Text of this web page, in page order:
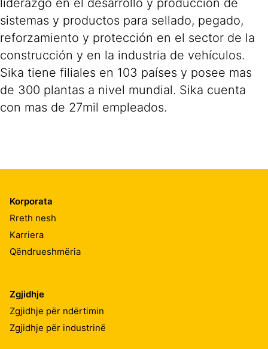
liderazgo en el desarrollo y producción de
sistemas y productos para sellado, pegado,
reforzamiento y protección en el sector de la
construcción y en la industria de vehículos.
Sika tiene filiales en 103 países y posee mas
de 300 plantas a nivel mundial. Sika cuenta
con mas de 27mil empleados.
Korporata
Rreth nesh
Karriera
Qëndrueshmëria
Zgjidhje
Zgjidhje për ndërtimin
Zgjidhje për industrinë